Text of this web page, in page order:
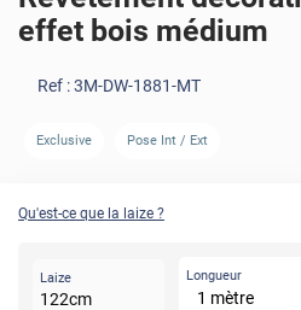
effet bois médium
Ref :3M-DW-1881-MT
Exclusive Pose Int / Ext
Qu'est-ce que la laize ?
Laize
122cm
Longueur